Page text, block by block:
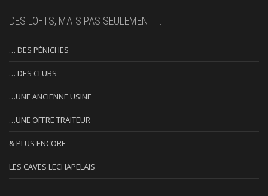
DES LOFTS, MAIS PAS SEULEMENT …
… DES PÉNICHES
… DES CLUBS
…UNE ANCIENNE USINE
…UNE OFFRE TRAITEUR
& PLUS ENCORE
LES CAVES LECHAPELAIS